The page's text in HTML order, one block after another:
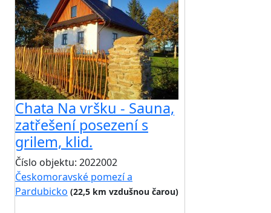
Chata Na vršku - Sauna,
zatřešení posezení s
grilem, klid.
Číslo objektu: 2022002
Českomoravské pomezí a
Pardubicko (22,5 km vzdušnou čarou)